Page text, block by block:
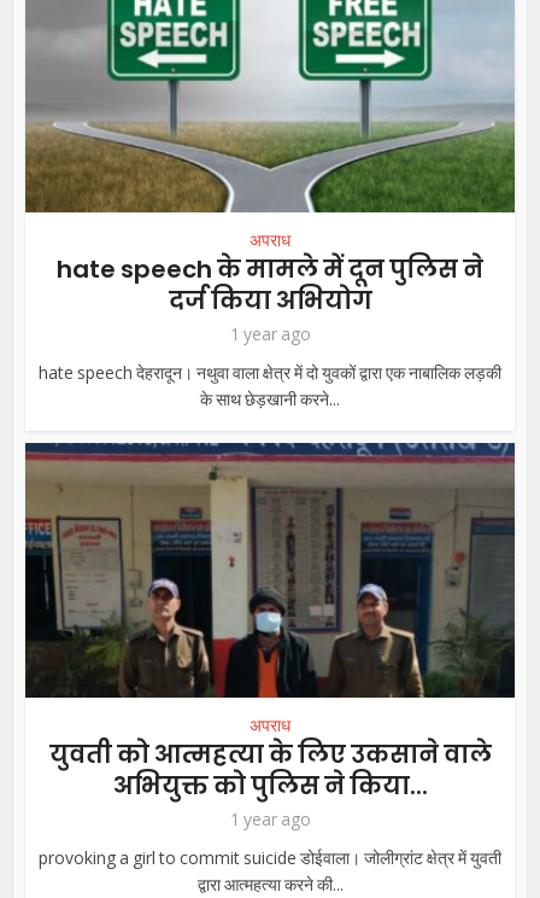
अपराध
hate speech के मामले में दून पुलिस ने
दर्ज किया अभियोग
1 year ago
hate speech देहरादून। नथुवा वाला क्षेत्र में दो युवकों द्वारा एक नाबालिक लड़की
के साथ छेड़खानी करने...
अपराध
युवती को आत्महत्या के लिए उकसाने वाले
अभियुक्त को पुलिस ने किया...
1 year ago
provoking a girl to commit suicide डोईवाला। जोलीग्रांट क्षेत्र में युवती
द्वारा आत्महत्या करने की...